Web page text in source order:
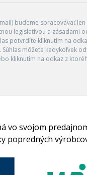
budeme spracovávať
legislatívou a zásadami
potvrdíte kliknutím na
Súhlas môžete kedykoľvek
kliknutím na odkaz z
vo svojom
popredných